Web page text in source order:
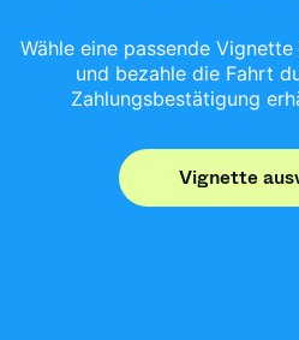
Wähle eine passende
und bezahle die Fahrt
Zahlungsbestätigung
Vignette